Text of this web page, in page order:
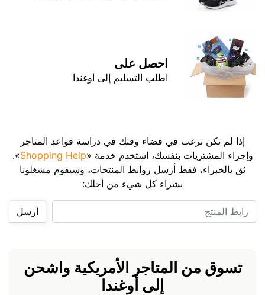
احصل على
اطلب التسليم إلى أوغندا
إذا لم تكن ترغب في قضاء وقتك في دراسة قواعد المتاجر
وإجراء المشتريات بنفسك، استخدم خدمة «Shopping Help
».
ثق بالخبراء، فقط أرسل روابط المنتجات، وسيقوم مشغلونا
بشراء كل شيء من أجلك:
أرسل
تسوق من المتاجر الأمريكية واشحن
إلى أوغندا